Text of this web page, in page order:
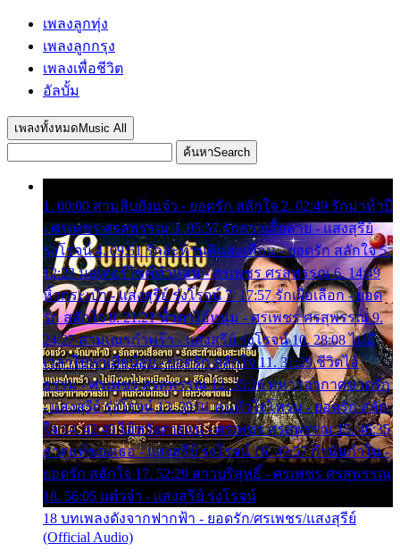
เพลงลูกทุ่ง
เพลงลูกกรุง
เพลงเพื่อชีวิต
อัลบั้ม
เพลงทั้งหมด Music All
ค้นหาSearch
1. 00:00 สามสิบยังแจ๋ว - ยอดรัก สลักใจ 2. 02:49 รักมาห้าปี
- ศรเพชร ศรสุพรรณ 3. 05:57 รักสาวเสื้อลาย - แสงสุรีย์
รุ่งโรจน์ 4. 09:51 รักสะท้านดินสะเทือน - ยอดรัก สลักใจ 5.
12:23 มอเตอร์ไซค์ทำหล่น - ศรเพชร ศรสุพรรณ 6. 14:49
หิ้วกระเป๋า - แสงสุรีย์ รุ่งโรจน์ 7. 17:57 รักเผื่อเลือก - ยอด
รัก สลักใจ 8. 21:21 น้ำตาไอ้หนุ่ม - ศรเพชร ศรสุพรรณ 9.
24:27 สามเณรกำพร้า - แสงสุรีย์ รุ่งโรจน์ 10. 28:08 ไม่มี
เวลาไปหาเมียน้อย - ยอดรัก สลักใจ 11. 31:29 ชีวิตไอ้
ธรรม - ศรเพชร ศรสุพรรณ 12. 35:26 ทหารอากาศขาดรัก
- แสงสุรีย์ รุ่งโรจน์ 13. 39:01 คนหัวใจโทรม - ยอดรัก สลัก
ใจ 14. 42:49 ไอ้หวังตายแน่ - ศรเพชร ศรสุพรรณ 15. 46:35
ธาตุแท้ของเธอ - แสงสุรีย์ รุ่งโรจน์ 16. 49:57 กำนันกำใน -
ยอดรัก สลักใจ 17. 52:29 สาวบริสุทธิ์ - ศรเพชร ศรสุพรรณ
18. 56:05 แต๋วจ๋า - แสงสุรีย์ รุ่งโรจน์
18 บทเพลงดังจากฟากฟ้า - ยอดรัก/ศรเพชร/แสงสุรีย์
(Official Audio)